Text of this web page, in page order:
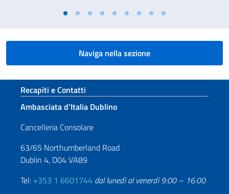
Naviga nella sezione
Sezione footer
Recapiti e Contatti
Ambasciata d’Italia Dublino
Cancelleria Consolare
63/65 Northumberland Road
Dublin 4, D04 VA89
Tel: +353 1 6601744 dal lunedì al venerdì 9:00 – 16:00